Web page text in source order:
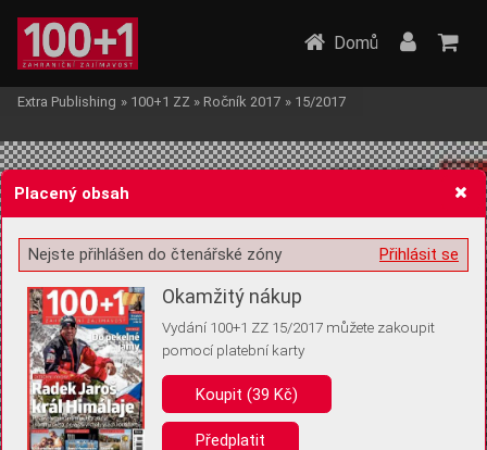
Žádost o souhlas s ukládáním volitelných informací
Pro základní fungování webu nepotřebujeme ukládat žádné informace
(tzv. cookies apod.). Rádi bychom vás ale požádali o souhlas s
uložením volitelných informací:
Domů
Extra Publishing » 100+1 ZZ » Ročník 2017 » 15/2017
Placený obsah
Přihlásit se
Nejste přihlášen do čtenářské zóny
Okamžitý nákup
Vydání 100+1 ZZ 15/2017 můžete zakoupit
pomocí platební karty
Koupit (39 Kč)
Předplatit